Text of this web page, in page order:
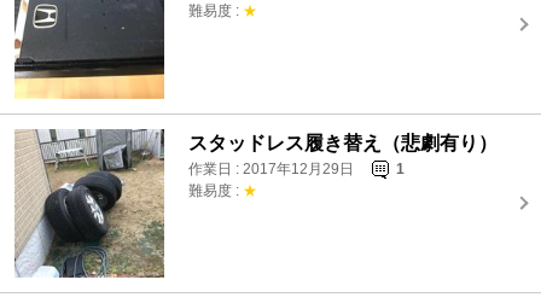
難易度 : ★
スタッドレス履き替え（悲劇有り）
作業日 : 2017年12月29日
1
難易度 : ★